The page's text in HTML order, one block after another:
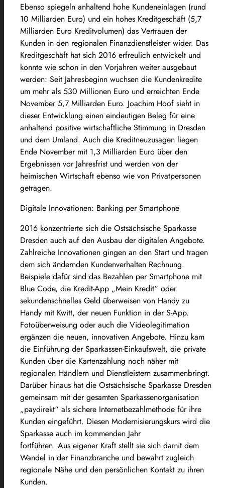
Ebenso spiegeln anhaltend hohe Kundeneinlagen (rund
10 Milliarden Euro) und ein hohes Kreditgeschäft (5,7
Milliarden Euro Kreditvolumen) das Vertrauen der
Kunden in den regionalen Finanzdienstleister wider. Das
Kreditgeschäft hat sich 2016 erfreulich entwickelt und
konnte wie schon in den Vorjahren weiter ausgebaut
werden: Seit Jahresbeginn wuchsen die Kundenkredite
um mehr als 530 Millionen Euro und erreichten Ende
November 5,7 Milliarden Euro. Joachim Hoof sieht in
dieser Entwicklung einen eindeutigen Beleg für eine
anhaltend positive wirtschaftliche Stimmung in Dresden
und dem Umland. Auch die Kreditneuzusagen liegen
Ende November mit 1,3 Milliarden Euro über den
Ergebnissen vor Jahresfrist und werden von der
heimischen Wirtschaft ebenso wie von Privatpersonen
getragen.
Digitale Innovationen: Banking per Smartphone
2016 konzentrierte sich die Ostsächsische Sparkasse
Dresden auch auf den Ausbau der digitalen Angebote.
Zahlreiche Innovationen gingen an den Start und tragen
dem sich ändernden Kundenverhalten Rechnung.
Beispiele dafür sind das Bezahlen per Smartphone mit
Blue Code, die Kredit-App „Mein Kredit“ oder
sekundenschnelles Geld überweisen von Handy zu
Handy mit Kwitt, der neuen Funktion in der S-App.
Fotoüberweisung oder auch die Videolegitimation
ergänzen die neuen, innovativen Angebote. Hinzu kam
die Einführung der Sparkassen-Einkaufswelt, die private
Kunden über die Kartenzahlung noch näher mit
regionalen Händlern und Dienstleistern zusammenbringt.
Darüber hinaus hat die Ostsächsische Sparkasse Dresden
gemeinsam mit der gesamten Sparkassenorganisation
„paydirekt“ als sichere Internetbezahlmethode für ihre
Kunden eingeführt. Diesen Modernisierungskurs wird die
Sparkasse auch im kommenden Jahr
fortführen. Aus eigener Kraft stellt sie sich damit dem
Wandel in der Finanzbranche und bewahrt zugleich
regionale Nähe und den persönlichen Kontakt zu ihren
Kunden.